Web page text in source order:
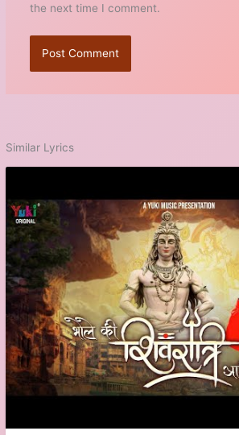
the next time I comment.
Similar Lyrics